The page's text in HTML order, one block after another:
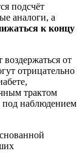
подсчёт
аналоги, а
к концу
от
отрицательно
трактом
под наблюдением